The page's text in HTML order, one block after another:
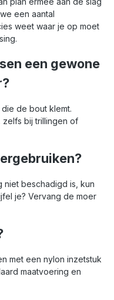
een aantal
weet waar je op moet
een gewone
de bout klemt.
bij trillingen of
niet beschadigd is, kun
je? Vervang de moer
met een nylon inzetstuk
maatvoering en